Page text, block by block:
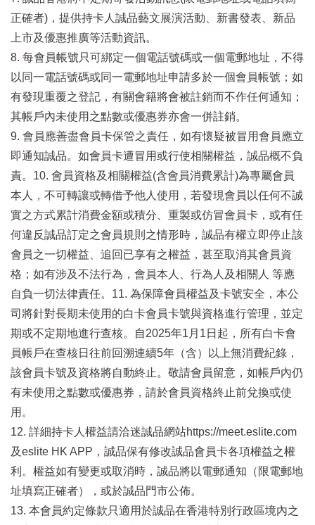
正確者)，提供持卡人誠品藝文展演活動、新書發表、新品
上市及優惠推廣等活動資訊。
8. 每會員帳號只可綁定一個電話號碼或一個電郵地址，不得
以同一電話號碼或同一電郵地址申請多於一個會員帳號；如
有發現重覆之登記，有關會籍將會被註銷而不作任何通知；
其帳戶內未使用之點數或優惠券亦會一併註銷。
9. 會員應善盡會員卡保管之責任，如有懷疑被冒用會員應立
即通知誠品。如會員卡遭冒用或行使相關權益，誠品概不負
責。10. 會員資格及相關權益(含會員消費累計)為專屬會員
本人，不可轉讓或轉借予他人使用，若發現會員以任何不誠
實之方式累計消費金額或積分、重製或仿冒會員卡，或有任
何違反誠品訂定之會員規則之情形時，誠品有權立即停止該
會員之一切權益、追回已享有之權益，甚至取消其會員資
格；如有涉及不法行為，會員本人、行為人及相關人 等應
自負一切法律責任。11. 為保障會員權益及卡號安全，本公
司將針對長期未使用的白卡會員卡號與資格進行管理，並定
期或不定期地進行查核。自2025年1月1日起，所有白卡會
員帳戶在查核日往前回溯連續5年（含）以上無消費紀錄，
該會員卡號及資格將自動終止。敬請會員留意，如帳戶內仍
有未使用之點數或優惠券，請於會員資格終止前兌換或使
用。
12. 詳細持卡人權益請洽迷誠品網站https://meet.eslite.com
及eslite HK APP，誠品保有修改誠品會員卡各項權益之權
利。權益如有變更或取消時，誠品將以電郵通知（限電郵地
址填寫正確者），或於誠品門市公佈。
13. 本會員約定條款只適用於誠品在香港特別行政區境內之